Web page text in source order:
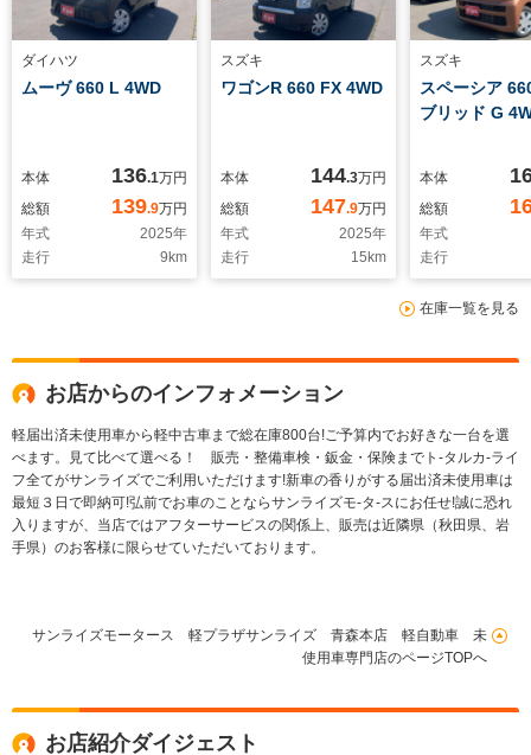
ダイハツ
ムーヴ 660 L 4WD
本体 136.1万円
総額
139.9万円
年式
2025年
走行
9 km
スズキ
ワゴンR 660 FX 4WD
本体 144.3万円
総額
147.9万円
年式
2025年
走行
15 km
スズキ
スペーシア
ブリッド G
本体
総額
年式
走行
在庫一覧を見る
お店からのインフォメーション
軽届出済未使用車から軽中古車まで総在庫800台!ご予算内でお好きな一台を選
べます。見て比べて選べる！ 販売・整備車検・鈑金・保険までト-タルカ-ライ
フ全てがサンライズでご利用いただけます!新車の香りがする届出済未使用車は
最短３日で即納可!弘前でお車のことならサンライズモ-タ-スにお任せ!誠に恐れ
入りますが、当店ではアフターサービスの関係上、販売は近隣県（秋田県、岩
手県）のお客様に限らせていただいております。
サンライズモータース 軽プラザサンライズ 青森本店 軽自動車 未
使用車専門店のページTOPへ
お店紹介ダイジェスト